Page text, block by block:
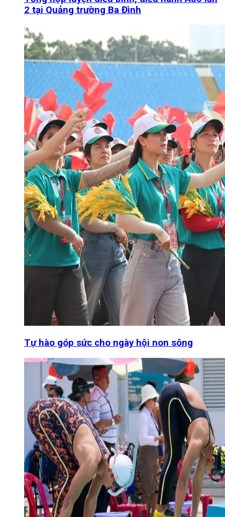
2 tại Quảng trường Ba Đình
Tự hào góp sức cho ngày hội non sông